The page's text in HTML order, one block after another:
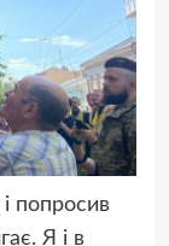
попросив
Я і в